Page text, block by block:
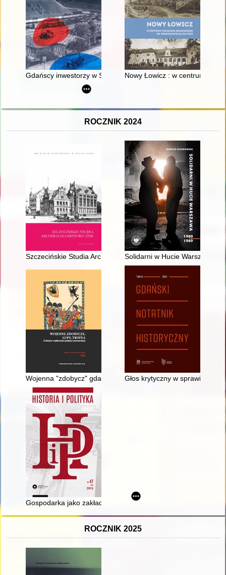
Gdańscy inwestorzy w Sopocie : prestiż finansowy i
Nowy Łowicz : w centrum
ROCZNIK 2024
Szczecińskie Studia Archiwalno-Historyczne. T. 7: 2023
Solidarni w Hucie Warszawa
Wojenna "zdobycz" gdańszczan : niemiecki "Gustaw" w 318.
Głos krytyczny w sprawie
Gospodarka jako zakładnik polityki : analiza działań Służby
ROCZNIK 2025